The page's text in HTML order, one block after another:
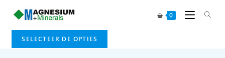
0
SELECTEER DE OPTIES